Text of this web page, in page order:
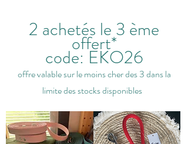
2 achetés le 3 ème
offert*
code: EKO26
offre valable sur le moins cher des 3 dans la
limite des stocks disponibles